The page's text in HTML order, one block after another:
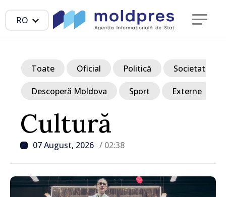
RO
Cultură
07 August, 2026 / 02:38
Toate Oficial Politică Societate
Descoperă Moldova Sport Externe